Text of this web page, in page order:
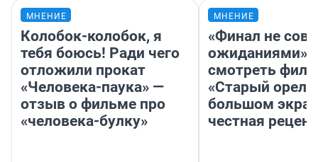
МНЕНИЕ
Колобок-колобок, я
тебя боюсь! Ради чего
отложили прокат
«Человека-паука» —
отзыв о фильме про
«человека-булку»
МНЕНИЕ
«Финал не
ожиданиями»:
смотреть
«Старый орел»
большом
честная